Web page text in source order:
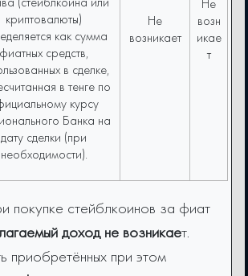
криптовалюты)
как сумма
фиатных средств,
в сделке,
в тенге по
курсу
Банка на
дату сделки (при
необходимости).
Не
возникает
Не
возн
икае
т
покупке стейблкоинов за фиат
доход не возникает.
приобретённых при этом